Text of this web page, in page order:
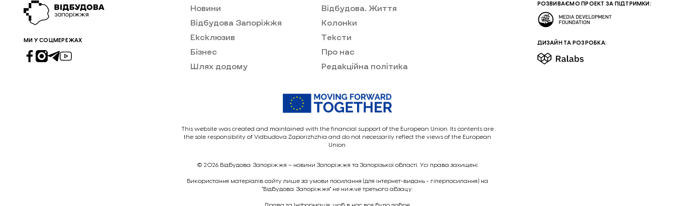
МИ У СОЦМЕРЕЖАХ
Новини
Відбудова Запоріжжя
Ексклюзив
Бізнес
Шлях додому
Відбудова. Життя
Колонки
Тексти
Про нас
Редакційна політика
РОЗВИВАЄМО ПРОЕКТ ЗА ПІДТРИМКИ:
ДИЗАЙН ТА РОЗРОБКА:
This website was created and maintained with the financial support of the European Union. Its contents are
the sole responsibility of Vidbudova Zaporizhzhia and do not necessarily reflect the views of the European
Union.
© 2026 Відбудова. Запоріжжя – новини Запоріжжя та Запорізької області. Усі права захищені.
Викориcтання матеріалів сайту лише за умови посилання (для інтернет-видань - гіперпосилання) на
"Відбудова. Запоріжжя" не нижче третього абзацу.